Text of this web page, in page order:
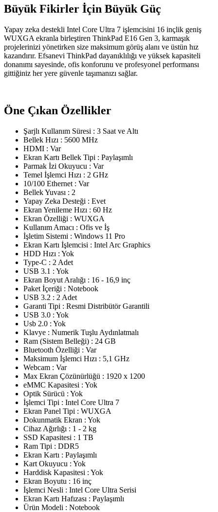
Büyük Fikirler İçin Büyük Güç
Yapay zeka destekli Intel Core Ultra 7 işlemcisini 16 inçlik geniş
WUXGA ekranla birleştiren ThinkPad E16 Gen 3, karmaşık
projelerinizi yönetirken size maksimum görüş alanı ve üstün hız
kazandırır. Efsanevi ThinkPad dayanıklılığı ve yüksek kapasiteli
donanımı sayesinde, ofis konforunu ve profesyonel performansı
gittiğiniz her yere güvenle taşımanızı sağlar.
Öne Çıkan Özellikler
Şarjlı Kullanım Süresi : 3 Saat ve Altı
Bellek Hızı : 5600 MHz
HDMI : Var
Ekran Kartı Bellek Tipi : Paylaşımlı
Parmak İzi Okuyucu : Var
Temel İşlemci Hızı : 2 GHz
10/100 Ethernet : Var
Bellek Yuvası : 2
Yapay Zeka Desteği : Evet
Ekran Yenileme Hızı : 60 Hz
Ekran Özelliği : WUXGA
Kullanım Amacı : Ofis ve İş
İşletim Sistemi : Windows 11 Pro
Ekran Kartı İşlemcisi : Intel Arc Graphics
HDD Hızı : Yok
Type-C : 2 Adet
USB 3.1 : Yok
Ekran Boyut Aralığı : 16 - 16,9 inç
Paket İçeriği : Notebook
USB 3.2 : 2 Adet
Garanti Tipi : Resmi Distribütör Garantili
USB 3.0 : Yok
Usb 2.0 : Yok
Klavye : Numerik Tuşlu Aydınlatmalı
Ram (Sistem Belleği) : 24 GB
Bluetooth Özelliği : Var
Maksimum İşlemci Hızı : 5,1 GHz
Webcam : Var
Max Ekran Çözünürlüğü : 1920 x 1200
eMMC Kapasitesi : Yok
Optik Sürücü : Yok
İşlemci Tipi : Intel Core Ultra 7
Ekran Panel Tipi : WUXGA
Dokunmatik Ekran : Yok
Cihaz Ağırlığı : 1 - 2 kg
SSD Kapasitesi : 1 TB
Ram Tipi : DDR5
Ekran Kartı : Paylaşımlı
Kart Okuyucu : Yok
Harddisk Kapasitesi : Yok
Ekran Boyutu : 16 inç
İşlemci Nesli : Intel Core Ultra Serisi
Ekran Kartı Hafızası : Paylaşımlı
Ürün Modeli : Notebook